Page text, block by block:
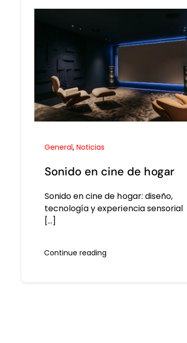
General,Noticias
Sonido en cine de hogar
Sonido en cine de hogar: diseño,
tecnología y experiencia sensorial
[...]
Continue reading